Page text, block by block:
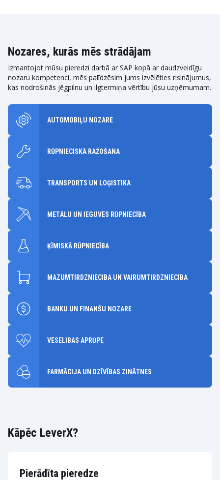
Nozares, kurās mēs strādājam
Izmantojot mūsu pieredzi darbā ar SAP kopā ar daudzveidīgu
nozaru kompetenci, mēs palīdzēsim jums izvēlēties risinājumus,
kas nodrošinās jēgpilnu un ilgtermiņa vērtību jūsu uzņēmumam.
AUTOMOBIĻU NOZARE
RŪPNIECISKĀ RAŽOŠANA
TRANSPORTS UN LOĢISTIKA
METĀLU UN IEGUVES RŪPNIECĪBA
ĶĪMISKĀ RŪPNIECĪBA
MAZUMTIRDZNIECĪBA UN VAIRUMTIRDZNIECĪBA
BANKU UN FINANŠU NOZARE
VESELĪBAS APRŪPE
FARMĀCIJA UN DZĪVĪBAS ZINĀTNES
Kāpēc LeverX?
Pierādīta pieredze